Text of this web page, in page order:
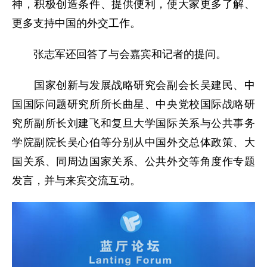
神，积极创造条件、提供便利，使大家更多了解、
更多支持中国的外交工作。
张志军还回答了与会嘉宾和记者的提问。
国家创新与发展战略研究会副会长吴建民、中
国国际问题研究所所长曲星、中央党校国际战略研
究所副所长刘建飞和复旦大学国际关系与公共事务
学院副院长吴心伯等分别从中国外交总体政策、大
国关系、同周边国家关系、公共外交等角度作专题
发言，并与来宾交流互动。